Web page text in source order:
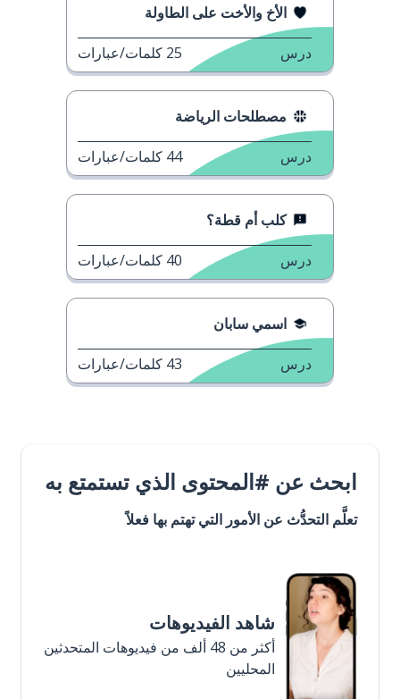
الأخ والأخت على الطاولة
درس 25 كلمات/عبارات
مصطلحات الرياضة
درس 44 كلمات/عبارات
كلب أم قطة؟
درس 40 كلمات/عبارات
اسمي سابان
درس 43 كلمات/عبارات
ابحث عن #المحتوى الذي تستمتع به
تعلَّم التحدُّث عن الأمور التي تهتم بها فعلاً
شاهد الفيديوهات
أكثر من 48 ألف من فيديوهات المتحدثين
المحليين